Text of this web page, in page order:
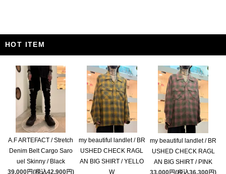
HOT ITEM
A.F ARTEFACT / Stretch
Denim Belt Cargo Saro
uel Skinny / Black
39,000円(税込42,900円)
my beautiful landlet / BR
USHED CHECK RAGL
AN BIG SHIRT / YELLO
W
my beautiful landlet / BR
USHED CHECK RAGL
AN BIG SHIRT / PINK
33,000円(税込36,300円)